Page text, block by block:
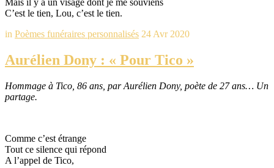
Mais il y a un visage dont je me souviens
C’est le tien, Lou, c’est le tien.
in Poèmes funéraires personnalisés 24 Avr 2020
Aurélien Dony : « Pour Tico »
Hommage à Tico, 86 ans, par Aurélien Dony, poète de 27 ans… Un
partage.
Comme c’est étrange
Tout ce silence qui répond
A l’appel de Tico,